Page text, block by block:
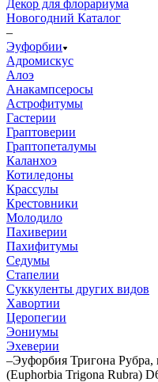
Декор для флорариума
Новогодний Каталог
–
Эуфорбии
Адромискус
Алоэ
Анакампсеросы
Астрофитумы
Гастерии
Граптоверии
Граптопеталумы
Каланхоэ
Котиледоны
Крассулы
Крестовники
Молодило
Пахиверии
Пахифитумы
Седумы
Стапелии
Суккуленты других видов
Хавортии
Церопегии
Эониумы
Эхеверии
–Эуфорбия Тригона
(Euphorbia Trigona Rubra)